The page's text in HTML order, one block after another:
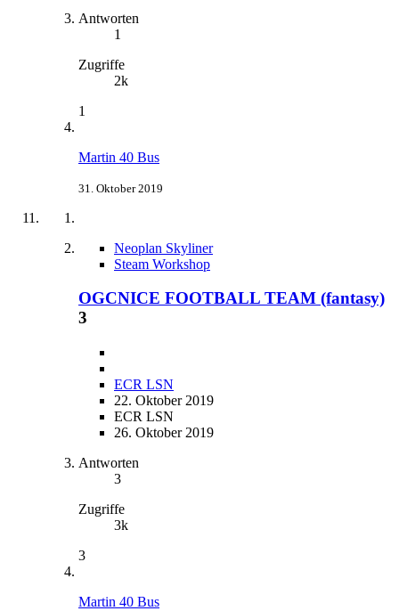
Antworten
1
Zugriffe
2k
1
Martin 40 Bus
31. Oktober 2019
Neoplan Skyliner
Steam Workshop
OGCNICE FOOTBALL TEAM (fantasy)
3
ECR LSN
22. Oktober 2019
ECR LSN
26. Oktober 2019
Antworten
3
Zugriffe
3k
3
Martin 40 Bus